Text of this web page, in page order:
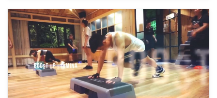
——————————–
?‍♀️ ”Mấy cô nàng sinh ra đã ốm thì thật may mắn!
Nhưng những cô gái phải vất vả để có được thân
hình thon gọn ấy còn mạnh mẽ hơn nhiều.”
✍️ Họ đã cùng nhau trải qua 12 ngày giảm cân, liệu
ai sẽ là quán quân mùa này? Cùng chờ xem nhé!!!